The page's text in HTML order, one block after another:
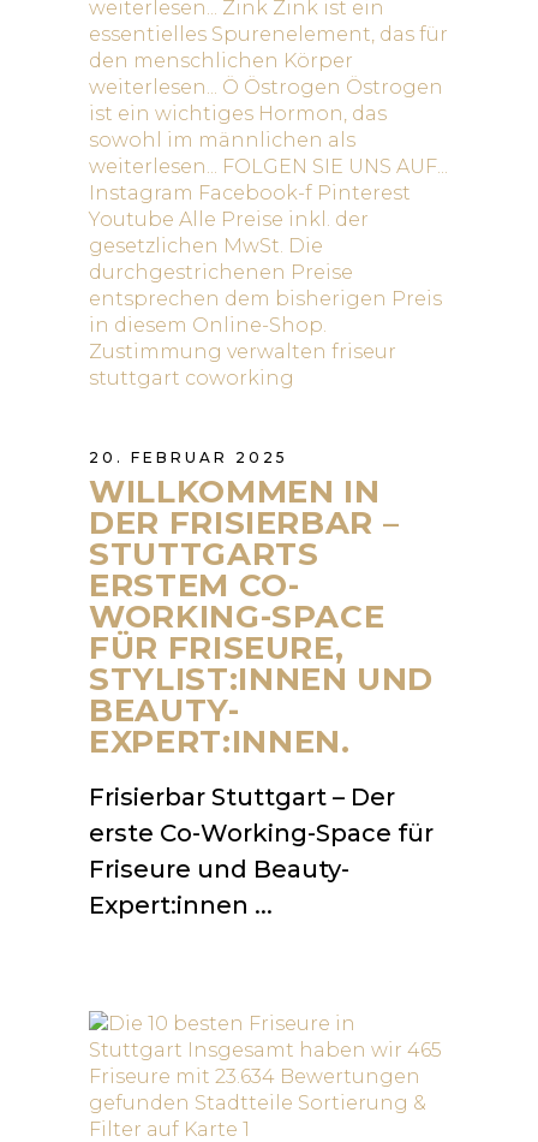
20. FEBRUAR 2025
WILLKOMMEN IN
DER FRISIERBAR –
STUTTGARTS
ERSTEM CO-
WORKING-SPACE
FÜR FRISEURE,
STYLIST:INNEN UND
BEAUTY-
EXPERT:INNEN.
Frisierbar Stuttgart – Der
erste Co-Working-Space für
Friseure und Beauty-
Expert:innen